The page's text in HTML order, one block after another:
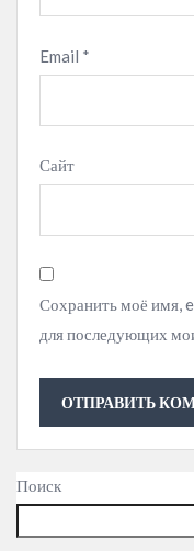
Email *
Сайт
Сохранить моё имя,
для последующих
Поиск